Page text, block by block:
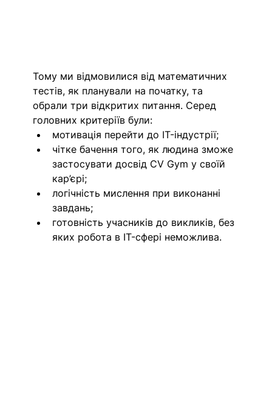
Тому ми відмовилися від математичних
тестів, як планували на початку, та
обрали три відкритих питання. Серед
головних критеріїв були:
мотивація перейти до IT-індустрії;
чітке бачення того, як людина зможе
застосувати досвід CV Gym у своїй
кар’єрі;
логічність мислення при виконанні
завдань;
готовність учасників до викликів, без
яких робота в IT-сфері неможлива.